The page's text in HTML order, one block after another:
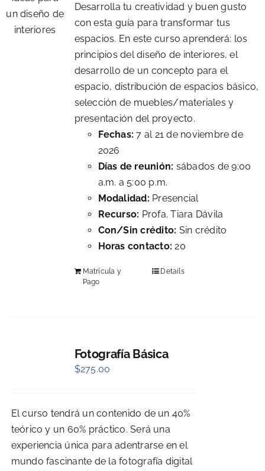
Desarrolla tu creatividad y buen gusto
con esta guía para transformar tus
espacios. En este curso aprenderá: los
principios del diseño de interiores, el
desarrollo de un concepto para el
espacio, distribución de espacios básico,
selección de muebles/materiales y
presentación del proyecto.
Fechas:7 al 21 de noviembre de
2026
Días de reunión: sábados de 9:00
a.m. a 5:00 p.m.
Modalidad: Presencial
Recurso: Profa. Tiara Dávila
Con/Sin crédito: Sin crédito
Horas contacto: 20
Matrícula y
Pago
Details
Fotografía Básica
$275.00
El curso tendrá un contenido de un 40%
teórico y un 60% práctico. Será una
experiencia única para adentrarse en el
mundo fascinante de la fotografía digital